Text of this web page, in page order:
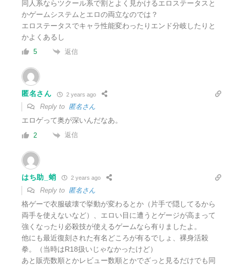
同人系ならツクール系で割とよく見かけるエロステータスと
かゲームシステムとエロの両立なのでは？
エロステータスでキャラ性能変わったりエンド分岐したりと
かよくあるし
5 返信
匿名さん 2 years ago
Reply to 匿名さん
エロゲって奥が深いんだなあ。
2 返信
はち助_蛸 2 years ago
Reply to 匿名さん
格ゲーで衣服破壊で挙動が変わるとか（片手で隠してるから
両手を使えないなど）、エロい目に遭うとゲージが高まって
強くなったり必殺技が使えるゲームなら有りましたよ。
他にも最近復刻された有名どころが有るでしょ、裸身活殺
拳。（当時はR18扱いじゃなかったけど）
あと販売数順とかレビュー数順とかでざっと見るだけでも同